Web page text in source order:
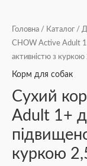
Головна / Каталог /
CHOW Active Adult
активністю з куркою
Корм для собак
Сухий
Adult 1+
куркою